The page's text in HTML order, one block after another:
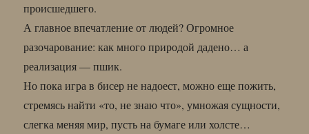
происшедшего.
А главное впечатление от людей? Огромное
разочарование: как много природой дадено… а
реализация — пшик.
Но пока игра в бисер не надоест, можно еще пожить,
стремясь найти «то, не знаю что», умножая сущности,
слегка меняя мир, пусть на бумаге или холсте…